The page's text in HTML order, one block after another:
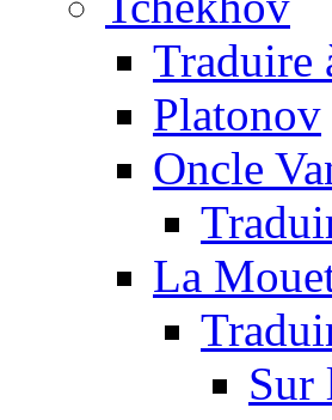
Traduire
Platonov
Oncle
La
Sur